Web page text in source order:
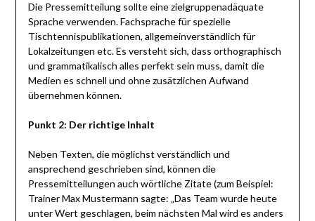
Die Pressemitteilung sollte eine zielgruppenadäquate
Sprache verwenden. Fachsprache für spezielle
Tischtennispublikationen, allgemeinverständlich für
Lokalzeitungen etc. Es versteht sich, dass orthographisch
und grammatikalisch alles perfekt sein muss, damit die
Medien es schnell und ohne zusätzlichen Aufwand
übernehmen können.
Punkt 2: Der richtige Inhalt
Neben Texten, die möglichst verständlich und
ansprechend geschrieben sind, können die
Pressemitteilungen auch wörtliche Zitate (zum Beispiel:
Trainer Max Mustermann sagte: „Das Team wurde heute
unter Wert geschlagen, beim nächsten Mal wird es anders